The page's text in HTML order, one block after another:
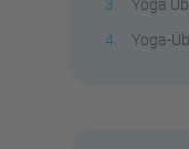
Yoga
Yoga-